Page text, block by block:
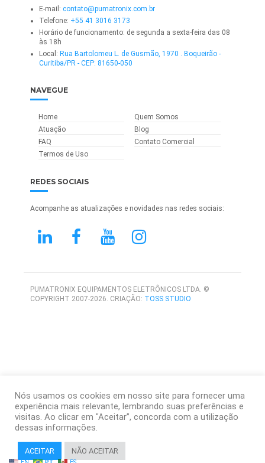
E-mail: contato@pumatronix.com.br
Telefone: +55 41 3016 3173
Horário de funcionamento: de segunda a sexta-feira das 08
às 18h
Local: Rua Bartolomeu L. de Gusmão, 1970 . Boqueirão -
Curitiba/PR - CEP: 81650-050
NAVEGUE
Home
Quem Somos
Atuação
Blog
FAQ
Contato Comercial
Termos de Uso
REDES SOCIAIS
Acompanhe as atualizações e novidades nas redes sociais:
PUMATRONIX EQUIPAMENTOS ELETRÔNICOS LTDA. ©
COPYRIGHT 2007-2026. CRIAÇÃO: TOSS STUDIO
Nós usamos os cookies em nosso site para fornecer uma
experiência mais relevante, lembrando suas preferências e
visitas. Ao clicar em "Aceitar”, concorda com a utilização
dessas informações.
ACEITAR NÃO ACEITAR